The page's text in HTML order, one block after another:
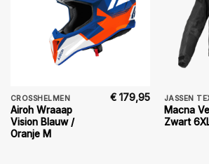
CROSSHELMEN
Airoh Wraaap
Vision Blauw /
Oranje M
€ 179,95
Macna
Zwart